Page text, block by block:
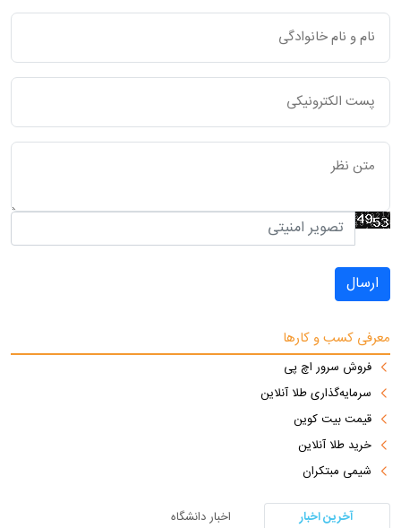
ارسال
معرفی کسب و کارها
فروش سرور اچ پی
سرمایه‌گذاری طلا آنلاین
قیمت بیت کوین
خرید طلا آنلاین
شیمی مبتکران
آخرین اخبار
اخبار دانشگاه